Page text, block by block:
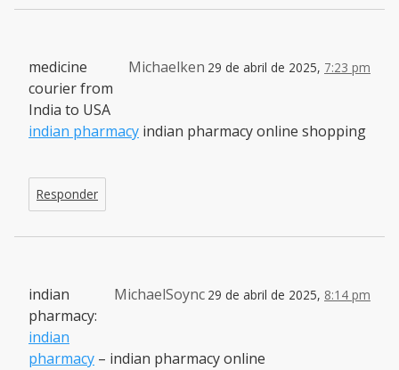
Michaelken 29 de abril de 2025, 7:23 pm
medicine
courier from
India to USA
indian pharmacy indian pharmacy online shopping
Responder
MichaelSoync 29 de abril de 2025, 8:14 pm
indian
pharmacy:
indian
pharmacy – indian pharmacy online